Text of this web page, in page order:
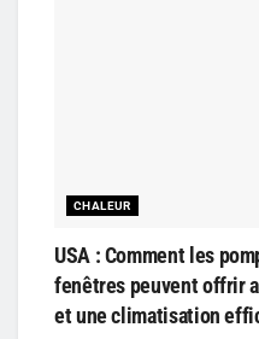
CHALEUR
USA : Comment les
fenêtres peuvent offrir
et une climatisation